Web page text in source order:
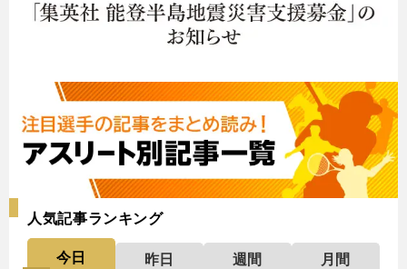
人気記事ランキング
今日 昨日 週間
月間